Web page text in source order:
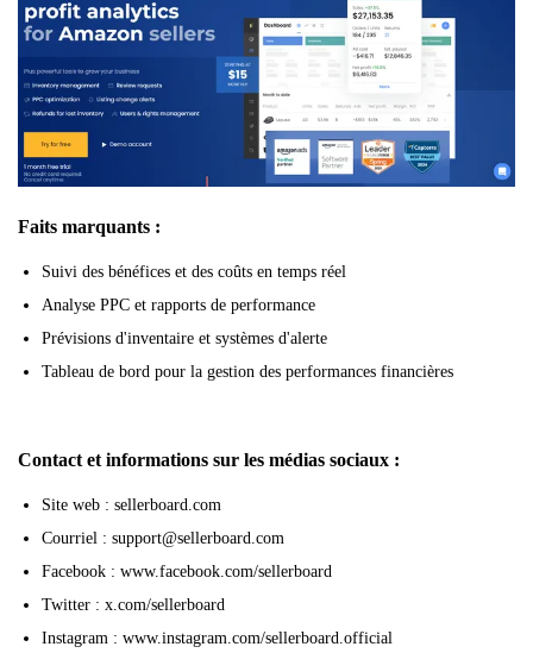
Faits marquants :
Suivi des bénéfices et des coûts en temps réel
Analyse PPC et rapports de performance
Prévisions d'inventaire et systèmes d'alerte
Tableau de bord pour la gestion des performances financières
Contact et informations sur les médias sociaux :
Site web : sellerboard.com
Courriel : support@sellerboard.com
Facebook : www.facebook.com/sellerboard
Twitter : x.com/sellerboard
Instagram : www.instagram.com/sellerboard.official